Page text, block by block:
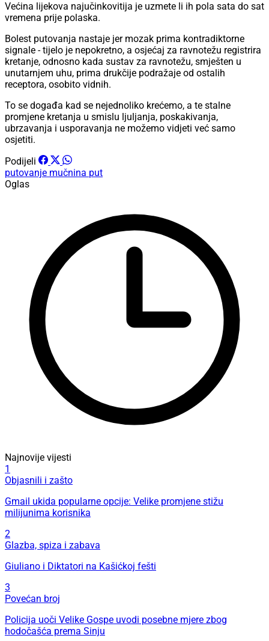
Većina lijekova najučinkovitija je uzmete li ih pola sata do sat
vremena prije polaska.
Bolest putovanja nastaje jer mozak prima kontradiktorne
signale - tijelo je nepokretno, a osjećaj za ravnotežu registrira
kretanje, odnosno kada sustav za ravnotežu, smješten u
unutarnjem uhu, prima drukčije podražaje od ostalih
receptora, osobito vidnih.
To se događa kad se nejednoliko krećemo, a te stalne
promjene kretanja u smislu ljuljanja, poskakivanja,
ubrzavanja i usporavanja ne možemo vidjeti već samo
osjetiti.
Podijeli
putovanje mučnina put
Oglas
Najnovije vijesti
1
Objasnili i zašto
Gmail ukida popularne opcije: Velike promjene stižu
milijunima korisnika
2
Glazba, spiza i zabava
Giuliano i Diktatori na Kašićkoj fešti
3
Povećan broj
Policija uoči Velike Gospe uvodi posebne mjere zbog
hodočašća prema Sinju